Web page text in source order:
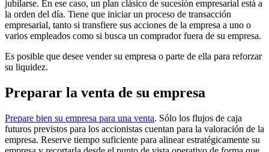
jubilarse. En ese caso, un plan clásico de sucesión empresarial está a
la orden del día. Tiene que iniciar un proceso de transacción
empresarial, tanto si transfiere sus acciones de la empresa a uno o
varios empleados como si busca un comprador fuera de su empresa.
Es posible que desee vender su empresa o parte de ella para reforzar
su liquidez.
Preparar la venta de su empresa
Prepare bien su empresa para una venta. Sólo los flujos de caja
futuros previstos para los accionistas cuentan para la valoración de la
empresa. Reserve tiempo suficiente para alinear estratégicamente su